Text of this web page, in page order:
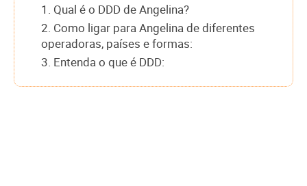
1. Qual é o DDD de Angelina?
2. Como ligar para Angelina de diferentes
operadoras, países e formas:
3. Entenda o que é DDD: